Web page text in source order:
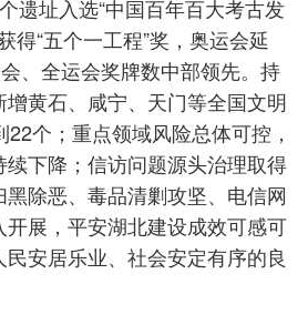
遗址入选“中国百年百大考古发
得“五个一工程”奖，奥运会延
、全运会奖牌数中部领先。持
黄石、咸宁、天门等全国文明
个；重点领域风险总体可控，
下降；信访问题源头治理取得
除恶、毒品清剿攻坚、电信网
展，平安湖北建设成效可感可
安居乐业、社会安定有序的良